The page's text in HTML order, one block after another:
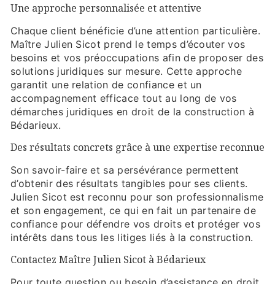
Une approche personnalisée et attentive
Chaque client bénéficie d’une attention particulière.
Maître Julien Sicot prend le temps d’écouter vos
besoins et vos préoccupations afin de proposer des
solutions juridiques sur mesure. Cette approche
garantit une relation de confiance et un
accompagnement efficace tout au long de vos
démarches juridiques en droit de la construction à
Bédarieux.
Des résultats concrets grâce à une expertise reconnue
Son savoir-faire et sa persévérance permettent
d’obtenir des résultats tangibles pour ses clients.
Julien Sicot est reconnu pour son professionnalisme
et son engagement, ce qui en fait un partenaire de
confiance pour défendre vos droits et protéger vos
intérêts dans tous les litiges liés à la construction.
Contactez Maître Julien Sicot à Bédarieux